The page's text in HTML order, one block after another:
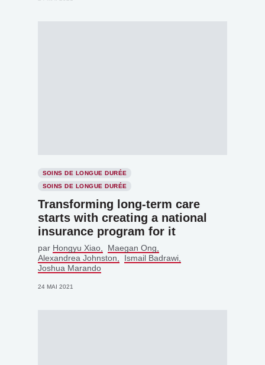
SOINS DE LONGUE DURÉE
SOINS DE LONGUE DURÉE
Transforming long-term care
starts with creating a national
insurance program for it
par Hongyu Xiao
Maegan Ong
Alexandrea Johnston
Ismail Badrawi
Joshua Marando
24 MAI 2021